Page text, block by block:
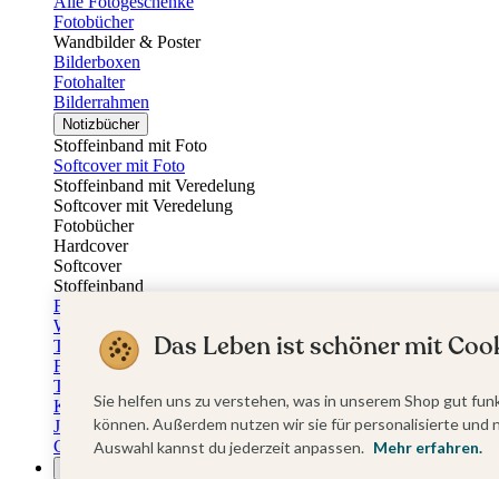
Fotobücher
Wandbilder & Poster
Bilderboxen
Fotohalter
Bilderrahmen
Notizbücher
Stoffeinband mit Foto
Softcover mit Foto
Stoffeinband mit Veredelung
Softcover mit Veredelung
Fotobücher
Hardcover
Softcover
Stoffeinband
Fotokalender
Wandkalender
Tischkalender
Familienkalender
Terminkalender
Küchenkalender
Jahresplaner
Geburtstagskalender
Das Leben ist schöner mit
Sie helfen uns zu verstehen, was in unserem Shop gut
können. Außerdem nutzen wir sie für personalisierte
Auswahl kannst du jederzeit anpassen. Mehr erfahren.